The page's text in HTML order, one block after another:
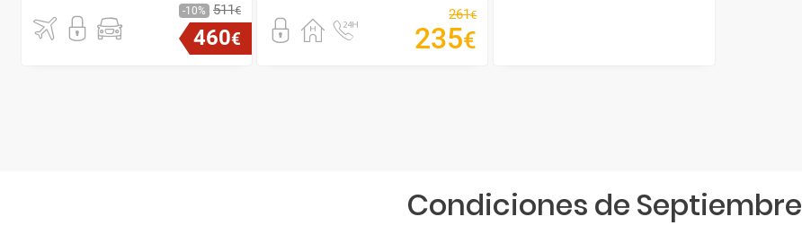
10 511€
460€
261€
235€
Condiciones de Septiembre